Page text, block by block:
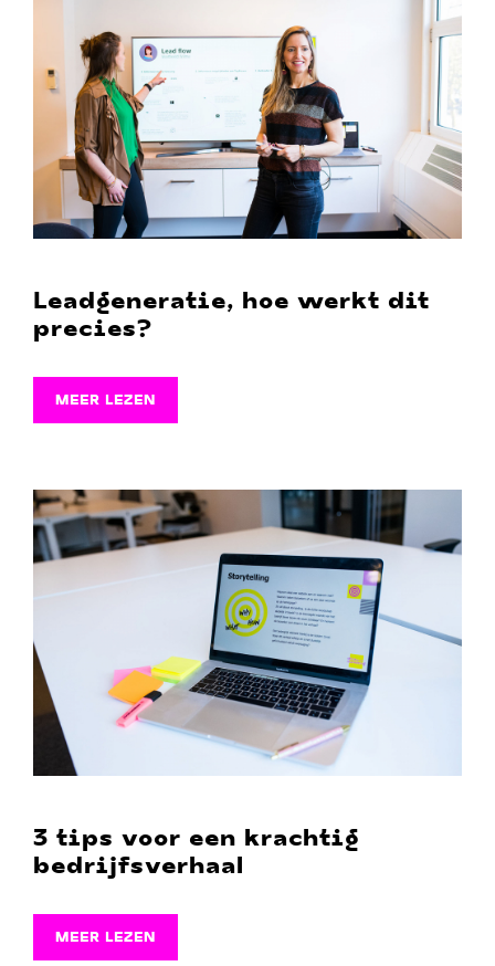
Leadgeneratie, hoe werkt dit
precies?
MEER LEZEN
3 tips voor een krachtig
bedrijfsverhaal
MEER LEZEN